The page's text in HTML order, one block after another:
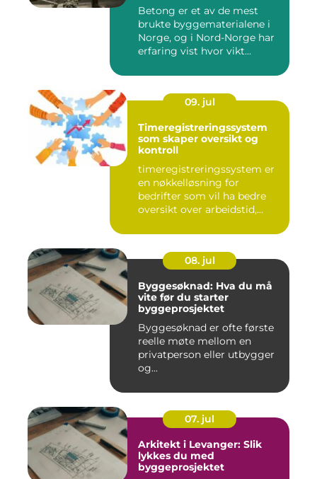
Betong er et av de mest
brukte byggematerialene i
Norge, og i Nord-Norge har
erfaring vist hvor vikt...
09. jul
Timeregistreringssystem
som skaper oversikt og
kontroll
timeregistreringssystem er
en nøkkelløsning for
bedrifter som vil ha bedre
oversikt over arbeidstid,...
08. jul
Byggesøknad: Hva du må
vite før du starter
byggeprosjektet
Byggesøknad er ofte første
reelle møte mellom en
privatperson eller utbygger
og...
07. jul
Arkitekt i Levanger: Slik
lykkes du med
byggeprosjektet